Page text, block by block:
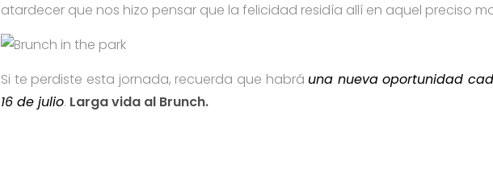
atardecer que nos hizo pensar que la felicidad residía allí en aquel preciso
Si te perdiste esta jornada, recuerda que habrá una nueva oportunidad
16 de julio. Larga vida al Brunch.